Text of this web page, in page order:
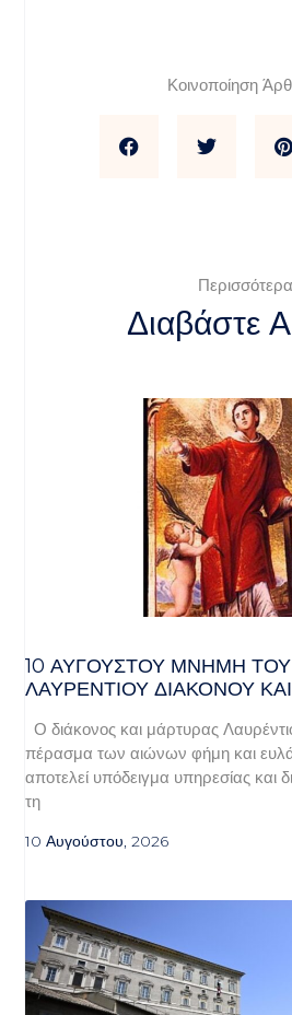
Κοινοποίηση
Περισσότερα
Διαβάστε
10 ΑΥΓΟΥΣΤΟΥ ΜΝΗΜΗ ΤΟΥ
ΛΑΥΡΕΝΤΙΟΥ ΔΙΑΚΟΝΟΥ
Ο διάκονος και μάρτυρας
πέρασμα των αιώνων φήμη και
αποτελεί υπόδειγμα υπηρεσίας και
τη
10 Αυγούστου, 2026